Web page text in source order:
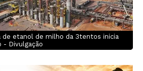
de etanol de milho da 3tentos inicia
- Divulgação